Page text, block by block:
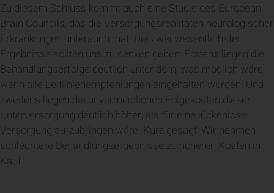
Zu diesem Schluss kommt auch eine Studie des European
Brain Councils, das die Versorgungsrealitäten neurologischer
Erkrankungen untersucht hat. Die zwei wesentlichsten
Ergebnisse sollten uns zu denken geben: Erstens liegen die
Behandlungserfolge deutlich unter dem, was möglich wäre,
wenn alle Leitlinienempfehlungen eingehalten würden. Und
zweitens liegen die unvermeidlichen Folgekosten dieser
Unterversorgung deutlich höher, als für eine lückenlose
Versorgung aufzubringen wäre. Kurz gesagt: Wir nehmen
schlechtere Behandlungsergebnisse zu höheren Kosten in
Kauf.